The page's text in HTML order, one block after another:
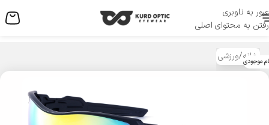
عبور به ناوبری
رفتن به محتوای اصلی
منو
خانه/ورزشی موجودی